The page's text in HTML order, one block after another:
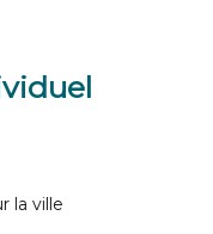
la ville